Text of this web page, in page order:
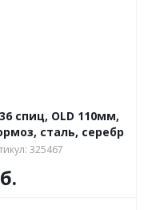
спиц, OLD 110мм,
сталь, серебр
325467